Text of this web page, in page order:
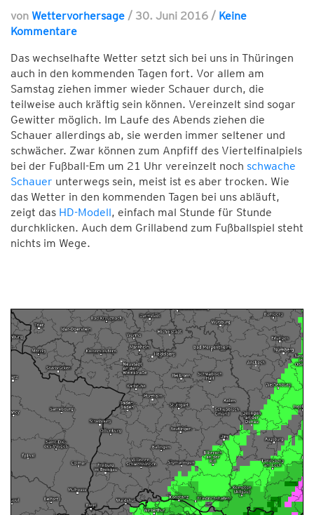
von Wettervorhersage / 30. Juni 2016 / Keine
Kommentare
Das wechselhafte Wetter setzt sich bei uns in Thüringen
auch in den kommenden Tagen fort. Vor allem am
Samstag ziehen immer wieder Schauer durch, die
teilweise auch kräftig sein können. Vereinzelt sind sogar
Gewitter möglich. Im Laufe des Abends ziehen die
Schauer allerdings ab, sie werden immer seltener und
schwächer. Zwar können zum Anpfiff des Viertelfinalpiels
bei der Fußball-Em um 21 Uhr vereinzelt noch schwache
Schauer unterwegs sein, meist ist es aber trocken. Wie
das Wetter in den kommenden Tagen bei uns abläuft,
zeigt das HD-Modell, einfach mal Stunde für Stunde
durchklicken. Auch dem Grillabend zum Fußballspiel steht
nichts im Wege.